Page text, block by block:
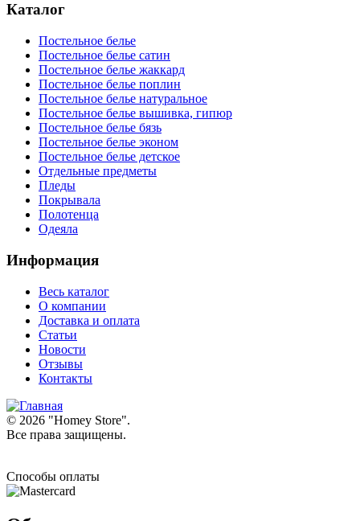
Каталог
Постельное белье
Постельное белье сатин
Постельное белье жаккард
Постельное белье поплин
Постельное белье натуральное
Постельное белье вышивка, гипюр
Постельное белье бязь
Постельное белье эконом
Постельное белье детское
Отдельные предметы
Пледы
Покрывала
Полотенца
Одеяла
Информация
Весь каталог
О компании
Доставка и оплата
Статьи
Новости
Отзывы
Контакты
© 2026 "Homey Store".
Все права защищены.
Способы оплаты